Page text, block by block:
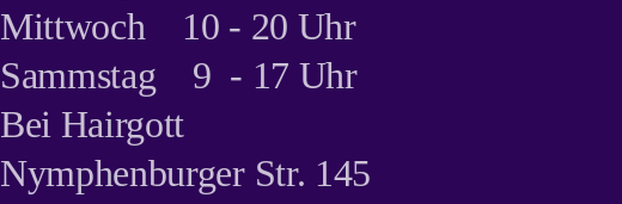
Mittwoch 10 - 20 Uhr
Sammstag 9 - 17 Uhr
Bei Hairgott
Nymphenburger Str. 145